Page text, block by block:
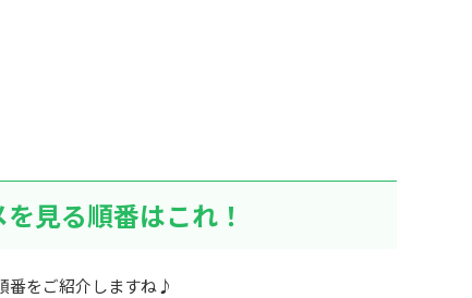
見る順番はこれ！
番をご紹介しますね♪